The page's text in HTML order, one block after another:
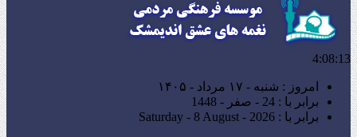
4:08:15
امروز : شنبه - ۱۷ مرداد - ۱۴۰۵
برابر با : 24 - صفر - 1448
برابر با : Saturday - 8 August - 2026